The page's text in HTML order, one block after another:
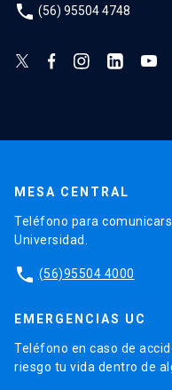
phone (56) 95504 4748
MESA CENTRAL
Teléfono para
Universidad.
phone (56)95504 4000
EMERGENCIAS UC
Teléfono en caso de
riesgo tu vida dentro de